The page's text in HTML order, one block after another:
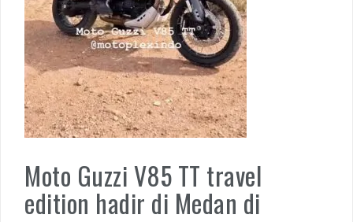
Moto Guzzi V85 TT travel
edition hadir di Medan di